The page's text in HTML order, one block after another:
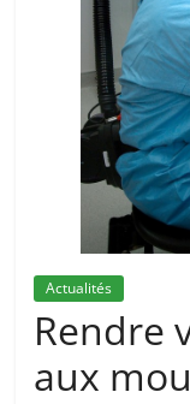
Actualités
Rendre
aux